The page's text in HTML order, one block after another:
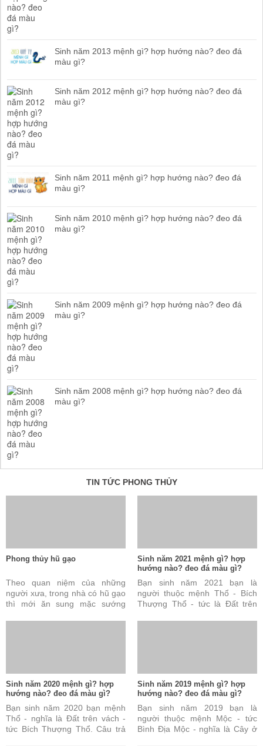
Sinh năm 2013 mệnh gì? hợp hướng nào? đeo đá
màu gì?
Sinh năm 2012 mệnh gì? hợp hướng nào? đeo đá
màu gì?
Sinh năm 2011 mệnh gì? hợp hướng nào? đeo đá
màu gì?
Sinh năm 2010 mệnh gì? hợp hướng nào? đeo đá
màu gì?
Sinh năm 2009 mệnh gì? hợp hướng nào? đeo đá
màu gì?
Sinh năm 2008 mệnh gì? hợp hướng nào? đeo đá
màu gì?
TIN TỨC PHONG THỦY
Phong thủy hũ gạo
Theo quan niệm của những
người xưa, trong nhà có hũ gạo
thì mới ăn sung mặc sướng
Sinh năm 2021 mệnh gì? hợp
hướng nào? đeo đá màu gì?
Bạn sinh năm 2021 bạn là
người thuộc mệnh Thổ - Bích
Thượng Thổ - tức là Đất trên
Sinh năm 2020 mệnh gì? hợp
hướng nào? đeo đá màu gì?
Bạn sinh năm 2020 bạn mệnh
Thổ - nghĩa là Đất trên vách -
tức Bích Thượng Thổ. Câu trả
Sinh năm 2019 mệnh gì? hợp
hướng nào? đeo đá màu gì?
Bạn sinh năm 2019 bạn là
người thuộc mệnh Mộc - tức
Bình Địa Mộc - nghĩa là Cây ở